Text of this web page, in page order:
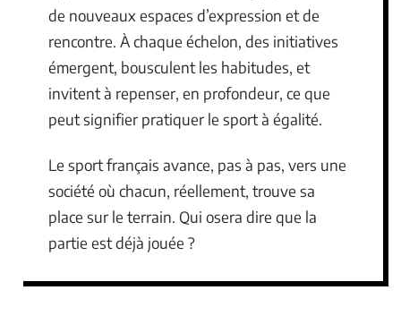
de nouveaux espaces d’expression et de
rencontre. À chaque échelon, des initiatives
émergent, bousculent les habitudes, et
invitent à repenser, en profondeur, ce que
peut signifier pratiquer le sport à égalité.
Le sport français avance, pas à pas, vers une
société où chacun, réellement, trouve sa
place sur le terrain. Qui osera dire que la
partie est déjà jouée ?